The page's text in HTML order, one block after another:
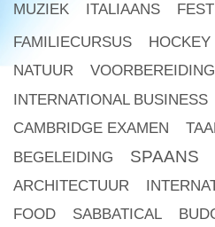
MUZIEK
ITALIAANS
FAMILIECURSUS
HOCKEY
NATUUR VOORBEREIDING
INTERNATIONAL BUSINESS
CAMBRIDGE EXAMEN
BEGELEIDING
SPAANS
ARCHITECTUUR
FOOD
SABBATICAL